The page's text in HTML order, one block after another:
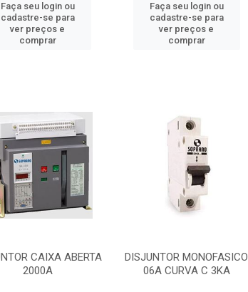
Faça seu login ou
cadastre-se para
ver preços e
comprar
Faça seu login ou
cadastre-se para
ver preços e
comprar
CAIXA ABERTA
2000A
DISJUNTOR MONOFASICO
06A CURVA C 3KA